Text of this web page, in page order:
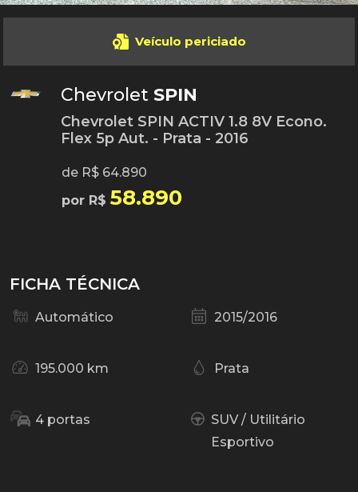
Veículo periciado
Chevrolet SPIN
Chevrolet SPIN ACTIV 1.8 8V Econo.
Flex 5p Aut. - Prata - 2016
de R$ 64.890
por R$ 58.890
FICHA TÉCNICA
Automático 2015/2016
195.000 km Prata
4 portas
SUV / Utilitário
Esportivo